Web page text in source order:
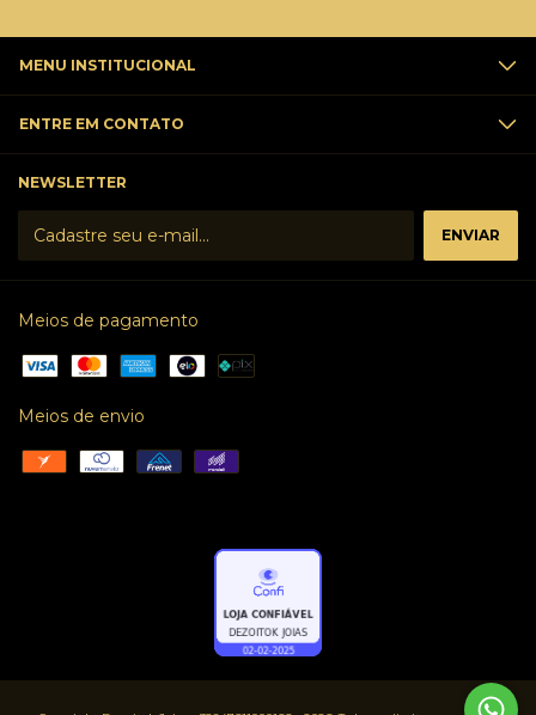
MENU INSTITUCIONAL
ENTRE EM CONTATO
NEWSLETTER
Meios de pagamento
Meios de envio